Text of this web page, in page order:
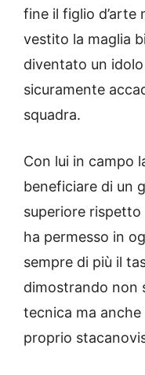
fine il figlio d’arte
vestito la maglia
diventato un
sicuramente
squadra.
Con lui in campo
beneficiare di un
superiore rispetto
ha permesso in
sempre di più il
dimostrando non
tecnica ma
proprio